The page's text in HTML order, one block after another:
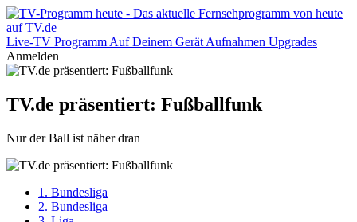
Live-TV Programm Auf Deinem Gerät Aufnahmen Upgrades
Anmelden
TV.de präsentiert: Fußballfunk
Nur der Ball ist näher dran
1. Bundesliga
2. Bundesliga